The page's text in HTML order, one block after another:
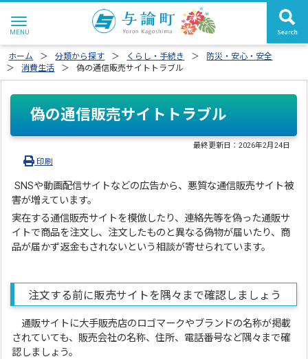
ホーム 分類から探す くらし・手続き
防災・安心・安全
消費生活
偽の通信販売サイトトラブル
偽の通信販売サイトトラブル
最終更新日：2026年2月24日
印刷
SNSや動画配信サイトなどの広告から、悪質な通信販売サイト被
害が増えています。
実在する通信販売サイトを模倣したり、連絡先等を偽った通販サ
イトで商品を注文し、注文したものと異なる偽物が届いたり、商
品が届かず返金もされないという相談が寄せられています。
注文する前に販売サイトを隅々まで確認しましょう
通販サイトに大手販売店のロゴマークやブランドの名称が掲載
されていても、販売会社の名称、住所、電話番号など隅々まで確
認しましょう。